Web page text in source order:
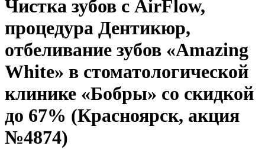
Чистка зубов с AirFlow,
процедура Дентикюр,
отбеливание зубов «Amazing
White» в стоматологической
клинике «Бобры» со скидкой
до 67% (Красноярск, акция
№4874)